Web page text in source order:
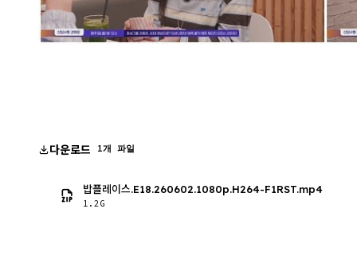
다운로드 1개 파일
밥플레이스.E18.260602.1080p.H264-F1RST.mp4
1.2G